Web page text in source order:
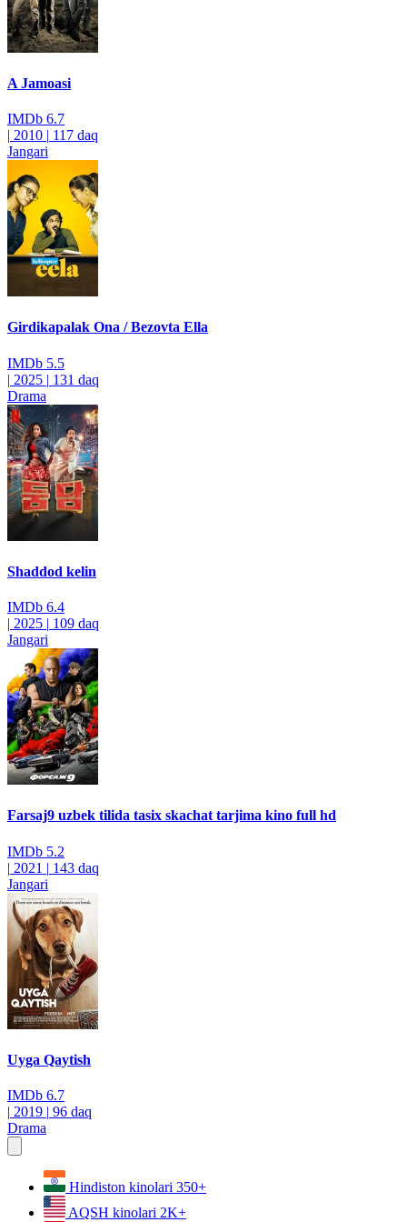
A Jamoasi
IMDb 6.7
| 2010 | 117 daq
Jangari
Girdikapalak Ona / Bezovta Ella
IMDb 5.5
| 2025 | 131 daq
Drama
Shaddod kelin
IMDb 6.4
| 2025 | 109 daq
Jangari
Farsaj9 uzbek tilida tasix skachat tarjima kino full hd
IMDb 5.2
| 2021 | 143 daq
Jangari
Uyga Qaytish
IMDb 6.7
| 2019 | 96 daq
Drama
Hindiston kinolari 350+
AQSH kinolari 2K+